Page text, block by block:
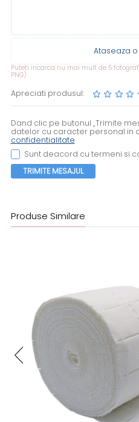
Ataseaza
Puteti incarca nu mai mult de 5
PNG).
Apreciati produsul:
Dand clic pe butonul „Trimite
datelor cu caracter personal in
confidentialitate
Sunt deacord cu termeni si
TRIMITE MESAJUL
Produse Similare